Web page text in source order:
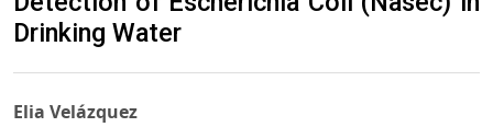
Drinking Water
Elia Velázquez